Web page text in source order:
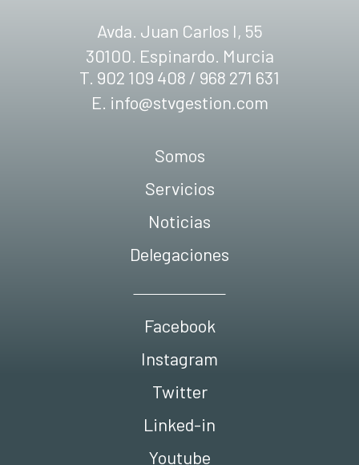
Avda. Juan Carlos I, 55
30100. Espinardo. Murcia
T. 902 109 408 / 968 271 631
E. info@stvgestion.com
Somos
Servicios
Noticias
Delegaciones
Facebook
Instagram
Twitter
Linked-in
Youtube